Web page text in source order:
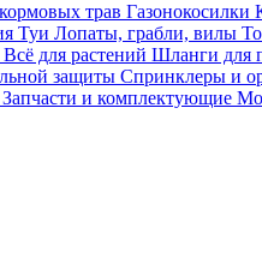
трав Газонокосилки
Туи Лопаты, грабли, вилы
Всё для растений Шланги для
защиты Спринклеры и
Запчасти и комплектующие